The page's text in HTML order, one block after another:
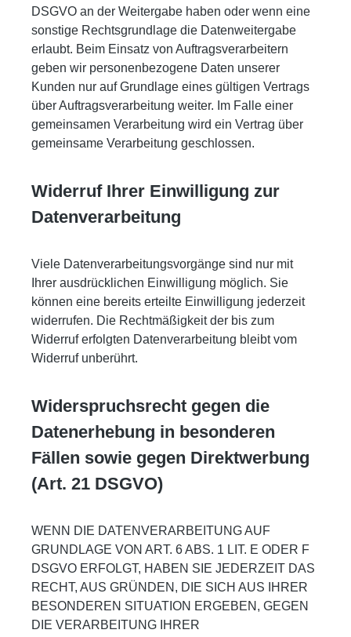
DSGVO an der Weitergabe haben oder wenn eine
sonstige Rechtsgrundlage die Datenweitergabe
erlaubt. Beim Einsatz von Auftragsverarbeitern
geben wir personenbezogene Daten unserer
Kunden nur auf Grundlage eines gültigen Vertrags
über Auftragsverarbeitung weiter. Im Falle einer
gemeinsamen Verarbeitung wird ein Vertrag über
gemeinsame Verarbeitung geschlossen.
Widerruf Ihrer Einwilligung zur
Datenverarbeitung
Viele Datenverarbeitungsvorgänge sind nur mit
Ihrer ausdrücklichen Einwilligung möglich. Sie
können eine bereits erteilte Einwilligung jederzeit
widerrufen. Die Rechtmäßigkeit der bis zum
Widerruf erfolgten Datenverarbeitung bleibt vom
Widerruf unberührt.
Widerspruchsrecht gegen die
Datenerhebung in besonderen
Fällen sowie gegen Direktwerbung
(Art. 21 DSGVO)
WENN DIE DATENVERARBEITUNG AUF
GRUNDLAGE VON ART. 6 ABS. 1 LIT. E ODER F
DSGVO ERFOLGT, HABEN SIE JEDERZEIT DAS
RECHT, AUS GRÜNDEN, DIE SICH AUS IHRER
BESONDEREN SITUATION ERGEBEN, GEGEN
DIE VERARBEITUNG IHRER